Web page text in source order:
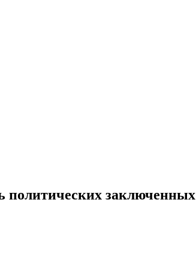
политических заключенных